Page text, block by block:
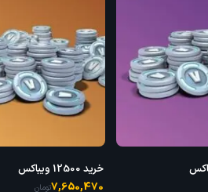
خرید 12500 ویباکس
7,650,470تومان